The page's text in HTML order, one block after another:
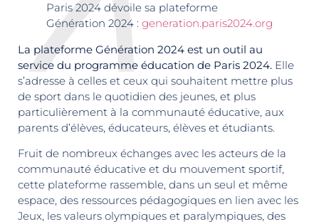
Paris 2024 dévoile sa plateforme
Génération 2024 : generation.paris2024.org
La plateforme Génération 2024 est un outil au
service du programme éducation de Paris 2024. Elle
s’adresse à celles et ceux qui souhaitent mettre plus
de sport dans le quotidien des jeunes, et plus
particulièrement à la communauté éducative, aux
parents d’élèves, éducateurs, élèves et étudiants.
Fruit de nombreux échanges avec les acteurs de la
communauté éducative et du mouvement sportif,
cette plateforme rassemble, dans un seul et même
espace, des ressources pédagogiques en lien avec les
Jeux, les valeurs olympiques et paralympiques, des